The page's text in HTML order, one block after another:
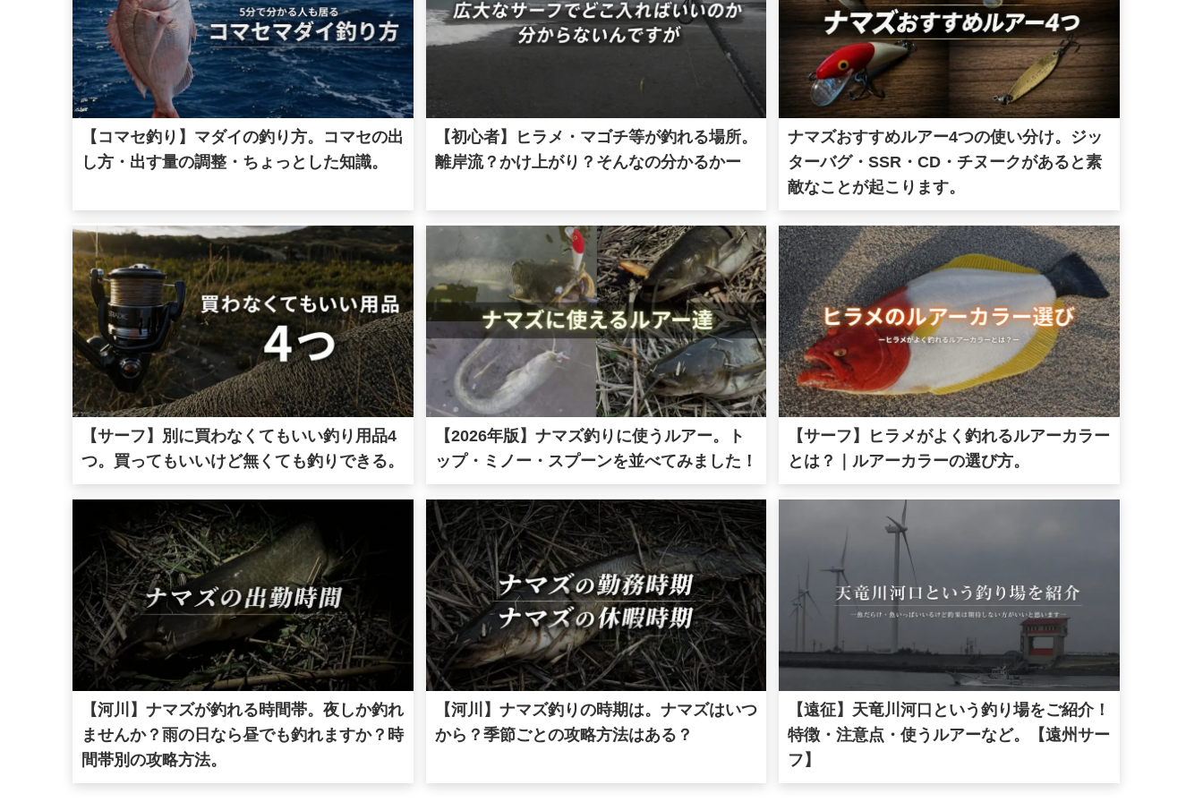
【コマセ釣り】マダイの釣り方。コマセの出
し方・出す量の調整・ちょっとした知識。
【初心者】ヒラメ・マゴチ等が釣れる場所。
離岸流？かけ上がり？そんなの分かるかー
ナマズおすすめルアー4つの使い分け。ジッ
ターバグ・SSR・CD・チヌークがあると素
敵なことが起こります。
【サーフ】別に買わなくてもいい釣り用品4
つ。買ってもいいけど無くても釣りできる。
【2026年版】ナマズ釣りに使うルアー。ト
ップ・ミノー・スプーンを並べてみました！
【サーフ】ヒラメがよく釣れるルアーカラー
とは？｜ルアーカラーの選び方。
【河川】ナマズが釣れる時間帯。夜しか釣れ
ませんか？雨の日なら昼でも釣れますか？時
間帯別の攻略方法。
【河川】ナマズ釣りの時期は。ナマズはいつ
から？季節ごとの攻略方法はある？
【遠征】天竜川河口という釣り場をご紹介！
特徴・注意点・使うルアーなど。【遠州サー
フ】